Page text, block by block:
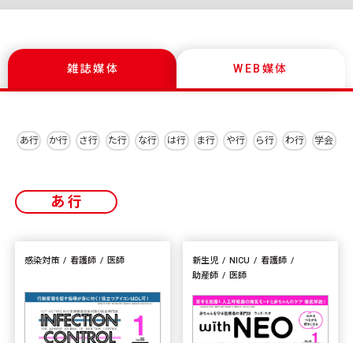
雑誌媒体 WEB媒体
あ行 か行 さ行 た行 な行 は行 ま行 や行 ら行 わ行 学会
あ行
感染対策 看護師 医師 新生児 NICU
看護師
助産師
医師